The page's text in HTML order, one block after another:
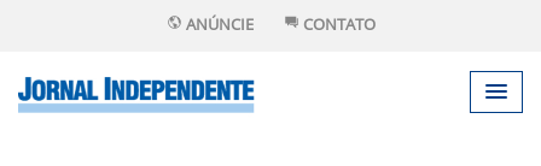
ANÚNCIE CONTATO